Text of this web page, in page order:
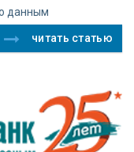
данным
читать статью